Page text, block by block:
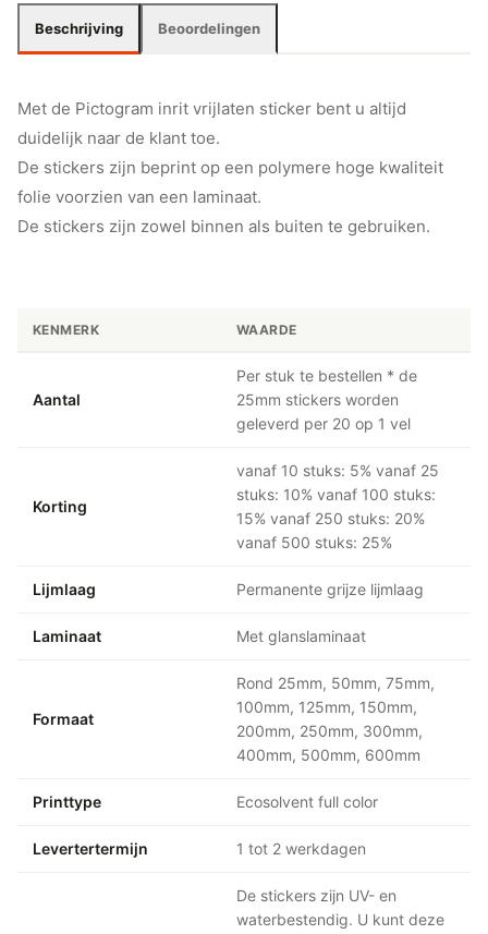
Beschrijving Beoordelingen
Met de Pictogram inrit vrijlaten sticker bent u altijd
duidelijk naar de klant toe.
De stickers zijn beprint op een polymere hoge kwaliteit
folie voorzien van een laminaat.
De stickers zijn zowel binnen als buiten te gebruiken.
KENMERK WAARDE
Aantal
Per stuk te bestellen * de
25mm stickers worden
geleverd per 20 op 1 vel
Korting
vanaf 10 stuks: 5% vanaf 25
stuks: 10% vanaf 100 stuks:
15% vanaf 250 stuks: 20%
vanaf 500 stuks: 25%
Lijmlaag Permanente grijze lijmlaag
Laminaat Met glanslaminaat
Formaat
Rond 25mm, 50mm, 75mm,
100mm, 125mm, 150mm,
200mm, 250mm, 300mm,
400mm, 500mm, 600mm
Printtype Ecosolvent full color
Levertertermijn 1 tot 2 werkdagen
De stickers zijn UV- en
waterbestendig. U kunt deze